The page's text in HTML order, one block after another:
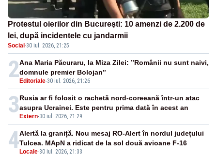
Protestul oierilor din Bucureşti: 10 amenzi de 2.200 de
lei, după incidentele cu jandarmii
Social ·30 iul. 2026, 21:25
2 Editoriale-30 iul. 2026, 21:26
Ana Maria Păcuraru, la Miza Zilei: ”Românii nu sunt naivi,
domnule premier Bolojan”
3 Extern-30 iul. 2026, 21:29
Rusia ar fi folosit o rachetă nord-coreeană într-un atac
asupra Ucrainei. Este pentru prima dată în acest an
4 Locale-30 iul. 2026, 21:33
Alertă la graniță. Nou mesaj RO-Alert în nordul județului
Tulcea. MApN a ridicat de la sol două avioane F-16